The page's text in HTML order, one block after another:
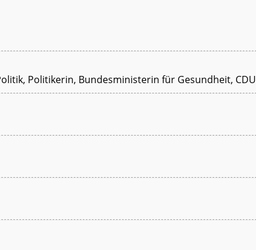
Politikerin, Bundesministerin für Gesundheit, CDU